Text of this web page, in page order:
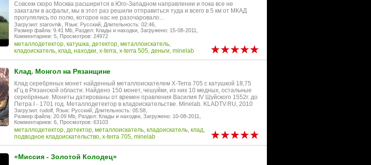
Совсем скоро Москва расширится в Юго-Западном направлении и пока все не
закатали в асфальт, мы в этот раз решили отправиться туда и всего в 5 км от МКАД
прогулялись по полю, которое нас не разочаровало...
Загрузил: starovnik, Язык: Русский, Длительность: 02:46,
Размер файла: 9.41 Mb, Раздел: Клады и находки, Загружено: 15-08-2011,
Комментариев: 5, Просмотров: 24972
металлодетектор, катушка, детектор, металлоискатель,
кладоискатель, клад, находки, x-terra, x-terra 505, деньги, minelab
Клад. Монгол на Рязанщине
Клад серебряных монет найденный металлоискателем X-Terra 705 с катушкой 18,75
кГц в Рязанской области. Найдено 150 монет, чешуйки, из них 10 медных, остальные
серебряные. Монеты датированы от времен правления Василия IV Шуйского 1552г. до
Петра I - 1701 год. Металлодетектор в кладоискательстве. Minelab. KLADTV.RU, 2010
Загрузил: rudolf, Язык: Русский, Длительность: 05:58,
Размер файла: 20.09 Mb, Раздел: Клады и находки, Загружено: 10-08-2011,
Комментариев: 6, Просмотров: 63103
металлодетектор, детектор, металлоискатель, кладоискатель, клад,
подводное кладоискательство, x-terra 705, minelab
«Миссия - Золотой Колодец»